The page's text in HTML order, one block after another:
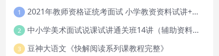
1 2021年教师资格证统考面试 小学教资资料试讲+答辩
2 中小学美术面试说课试讲通关班14讲（辅助资料第一套）
3 豆神大语文《快解阅读系列课教程完整》